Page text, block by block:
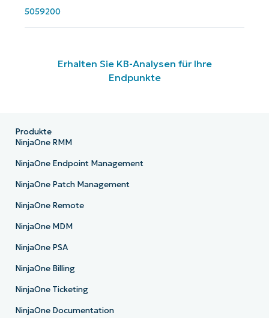
5059200
Erhalten Sie KB-Analysen für Ihre
Endpunkte
Produkte
NinjaOne RMM
NinjaOne Endpoint Management
NinjaOne Patch Management
NinjaOne Remote
NinjaOne MDM
NinjaOne PSA
NinjaOne Billing
NinjaOne Ticketing
NinjaOne Documentation